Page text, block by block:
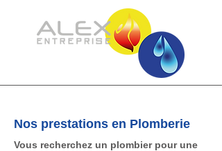
Nos prestations en Plomberie
Vous recherchez un plombier pour une